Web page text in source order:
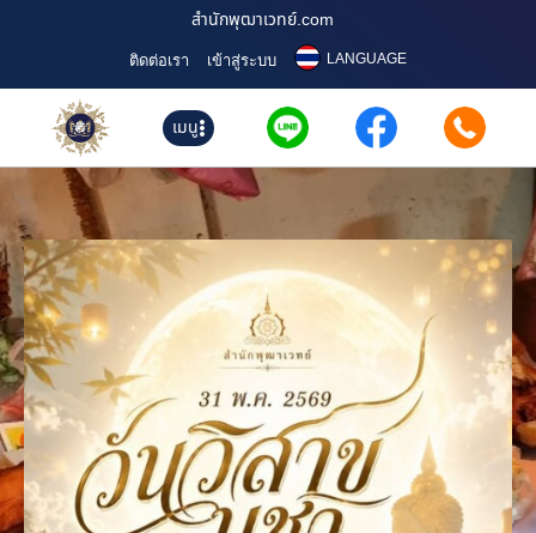
สำนักพุฒาเวทย์.com
ติดต่อเรา เข้าสู่ระบบ LANGUAGE
เมนู